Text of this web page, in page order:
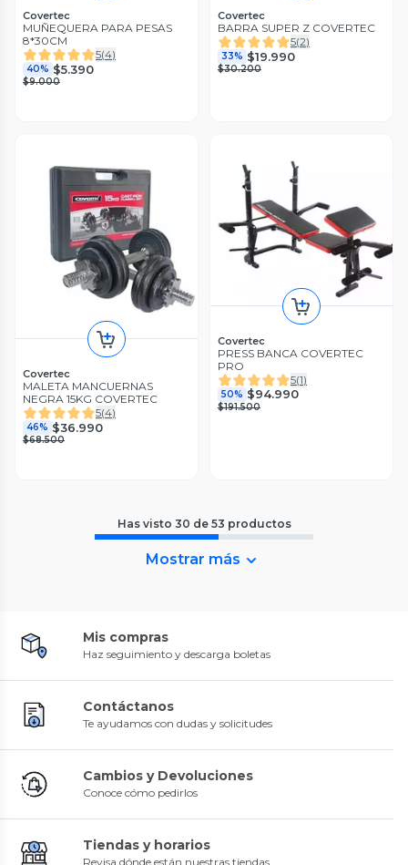
Covertec
MUÑEQUERA PARA PESAS
8*30CM
5(4)
40% $5.390
$9.000
Covertec
BARRA SUPER Z COVERTEC
5(2)
33% $19.990
$30.200
Covertec
MALETA MANCUERNAS
NEGRA 15KG COVERTEC
5(4)
46% $36.990
$68.500
Covertec
PRESS BANCA COVERTEC
PRO
5(1)
50% $94.990
$191.500
Has visto 30 de 53 productos
Mostrar más
Mis compras
Haz seguimiento y descarga boletas
Contáctanos
Te ayudamos con dudas y solicitudes
Cambios y Devoluciones
Conoce cómo pedirlos
Tiendas y horarios
Revisa dónde están nuestras tiendas